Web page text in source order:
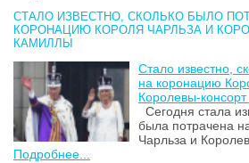
СТАЛО ИЗВЕСТНО, СКОЛЬКО БЫЛО
КОРОНАЦИЮ КОРОЛЯ ЧАРЛЬЗА И
КАМИЛЛЫ
Стало известно,
на коронацию
Королевы-
Сегодня стала
была потрачена
Чарльза и
Подробнее...